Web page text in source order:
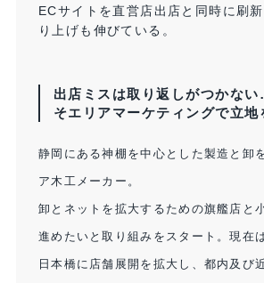
ECサイトを直営店出店と同時に刷
り上げも伸びている。​
出店ミスは取り返しがつかな
そエリアマーケティングで立地
静岡にある神棚を中心とした製造と卸
ア木工メーカー。
卸とネットを拡大するための旗艦店と
進めたいと取り組みをスタート。現在
日本橋に店舗展開を拡大し、都内及び